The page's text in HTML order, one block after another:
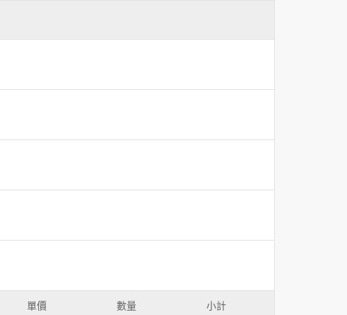
單價 數量 小計